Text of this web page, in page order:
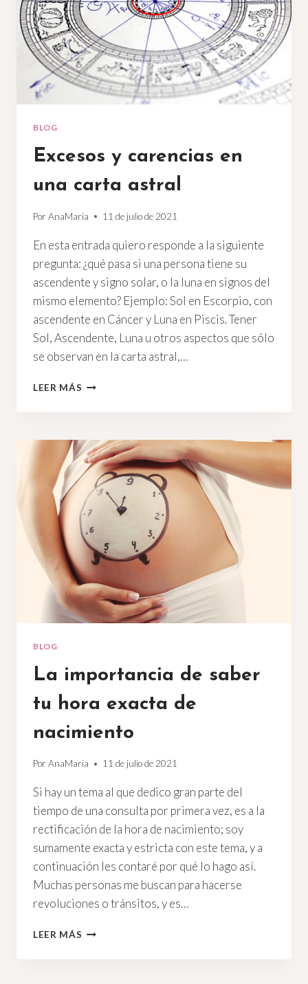
BLOG
Excesos y carencias en
una carta astral
Por AnaMaria 11 de julio de 2021
En esta entrada quiero responde a la siguiente
pregunta: ¿qué pasa si una persona tiene su
ascendente y signo solar, o la luna en signos del
mismo elemento? Ejemplo: Sol en Escorpio, con
ascendente en Cáncer y Luna en Piscis. Tener
Sol, Ascendente, Luna u otros aspectos que sólo
se observan en la carta astral,…
LEER MÁS EXCESOS
UNA
CARTA
ASTRAL
BLOG
La importancia de saber
tu hora exacta de
nacimiento
Por AnaMaria 11 de julio de 2021
Si hay un tema al que dedico gran parte del
tiempo de una consulta por primera vez, es a la
rectificación de la hora de nacimiento; soy
sumamente exacta y estricta con este tema, y a
continuación les contaré por qué lo hago así.
Muchas personas me buscan para hacerse
revoluciones o tránsitos, y es…
LEER MÁS LA